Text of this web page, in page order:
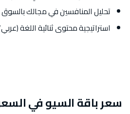
تحليل المنافسين في مجالك بالسوق
استراتيجية محتوى ثنائية اللغة
سعر باقة السيو في